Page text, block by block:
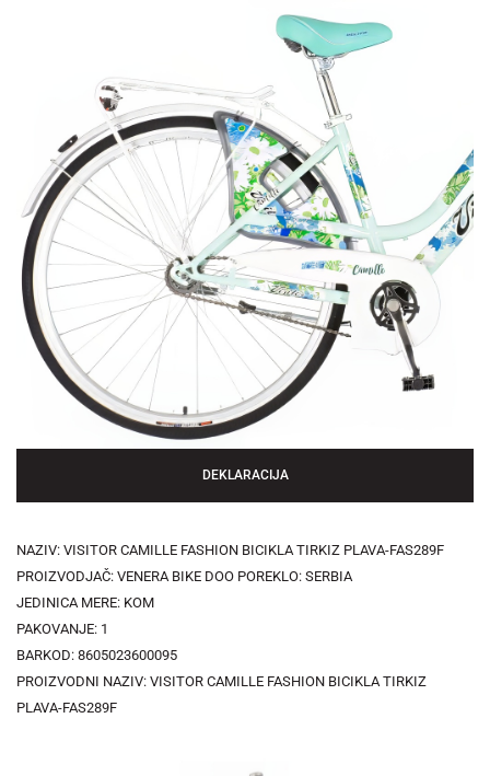
DEKLARACIJA
NAZIV: VISITOR CAMILLE FASHION BICIKLA TIRKIZ PLAVA-FAS289F
PROIZVODJAČ: VENERA BIKE DOO POREKLO: SERBIA
JEDINICA MERE: KOM
PAKOVANJE: 1
BARKOD: 8605023600095
PROIZVODNI NAZIV: VISITOR CAMILLE FASHION BICIKLA TIRKIZ
PLAVA-FAS289F